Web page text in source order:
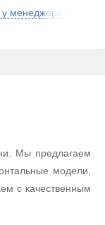
менеджера!
Мы предлагаем
модели,
с качественным